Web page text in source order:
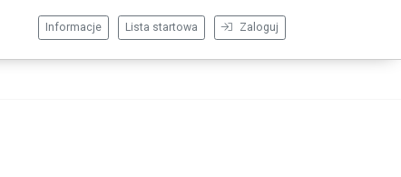
Zaloguj
Lista startowa
Informacje